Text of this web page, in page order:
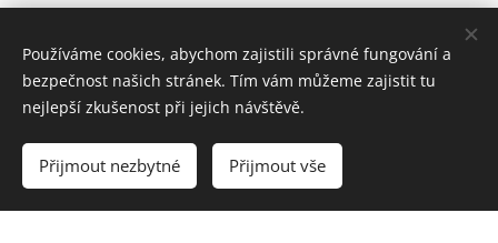
© 2025 Zateplení fasády Praha |Lokality
Vytvořeno službou Webnode
Používáme cookies, abychom zajistili správné fungování a
bezpečnost našich stránek. Tím vám můžeme zajistit tu
nejlepší zkušenost při jejich návštěvě.
Přijmout nezbytné Přijmout vše